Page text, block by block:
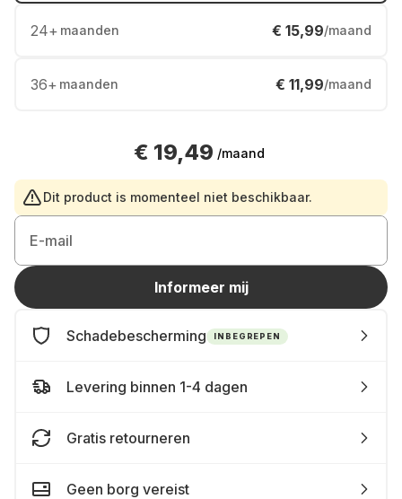
24+ maanden € 15,99/maand
36+ maanden € 11,99/maand
€ 19,49 /maand
Dit product is momenteel niet beschikbaar.
E-mail
Informeer mij
Schadebescherming INBEGREPEN
Levering binnen 1-4 dagen
Gratis retourneren
Geen borg vereist